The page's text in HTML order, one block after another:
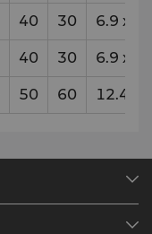
40 30 6.9 x
40 30 6.9 x
50 60 12.4